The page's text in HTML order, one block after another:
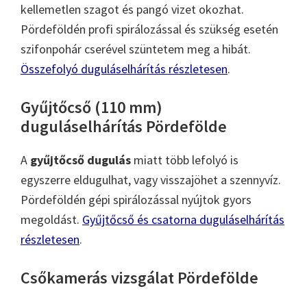
kellemetlen szagot és pangó vizet okozhat.
Pördeföldén profi spirálozással és szükség esetén
szifonpohár cserével szüntetem meg a hibát.
Összefolyó duguláselhárítás részletesen.
Gyűjtőcső (110 mm)
duguláselhárítás Pördefölde
A gyűjtőcső dugulás miatt több lefolyó is
egyszerre eldugulhat, vagy visszajöhet a szennyvíz.
Pördeföldén gépi spirálozással nyújtok gyors
megoldást. Gyűjtőcső és csatorna duguláselhárítás
részletesen.
Csőkamerás vizsgálat Pördefölde